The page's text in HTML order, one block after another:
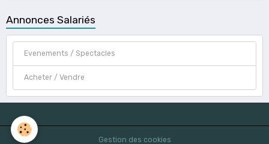
Annonces Salariés
Evenements / Spectacles
Acheter / Vendre
Gestion des cookies